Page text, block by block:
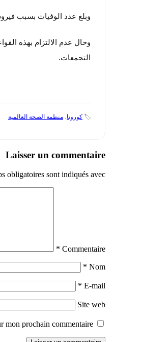
وبلغ عدد الوفيات بسبب فيروس
وحال عدم الالتزام بهذه
التجمعات.
🏷️ كورونا، منظمة الصحة العالمية
Laisser un commentaire
obligatoires sont indiqués avec
Commentaire
*
Nom
*
E-mail
*
Site web
mon prochain commentaire.